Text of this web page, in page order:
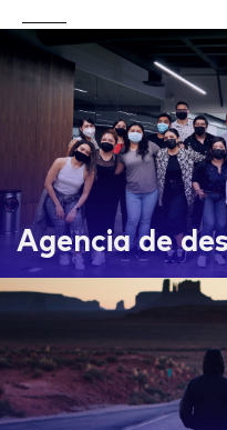
Agencia de
APPROACH
WORKS
LIFE